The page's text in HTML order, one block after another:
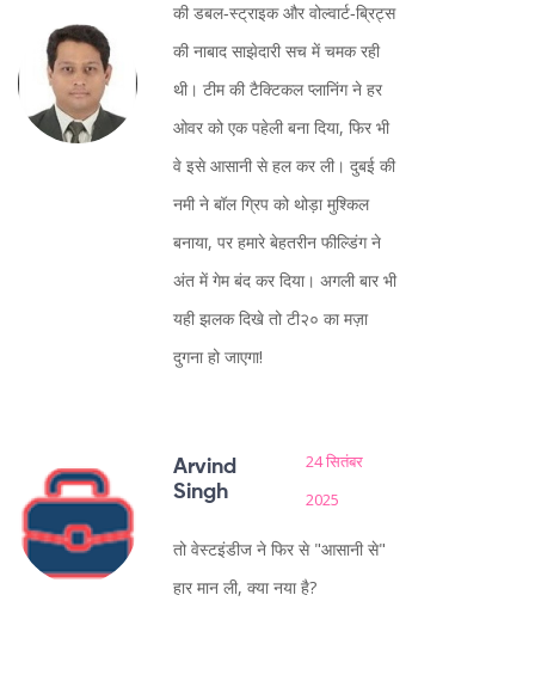
की डबल‑स्ट्राइक और वोल्वार्ट‑ब्रिट्स
की नाबाद साझेदारी सच में चमक रही
थी। टीम की टैक्टिकल प्लानिंग ने हर
ओवर को एक पहेली बना दिया, फिर भी
वे इसे आसानी से हल कर ली। दुबई की
नमी ने बॉल ग्रिप को थोड़ा मुश्किल
बनाया, पर हमारे बेहतरीन फील्डिंग ने
अंत में गेम बंद कर दिया। अगली बार भी
यही झलक दिखे तो टी२० का मज़ा
दुगना हो जाएगा!
Arvind
Singh
24 सितंबर
2025
तो वेस्टइंडीज ने फिर से "आसानी से"
हार मान ली, क्या नया है?